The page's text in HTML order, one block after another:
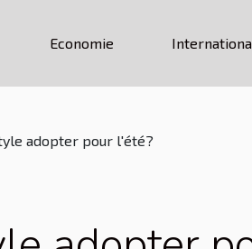
Economie
adopter pour l'été?